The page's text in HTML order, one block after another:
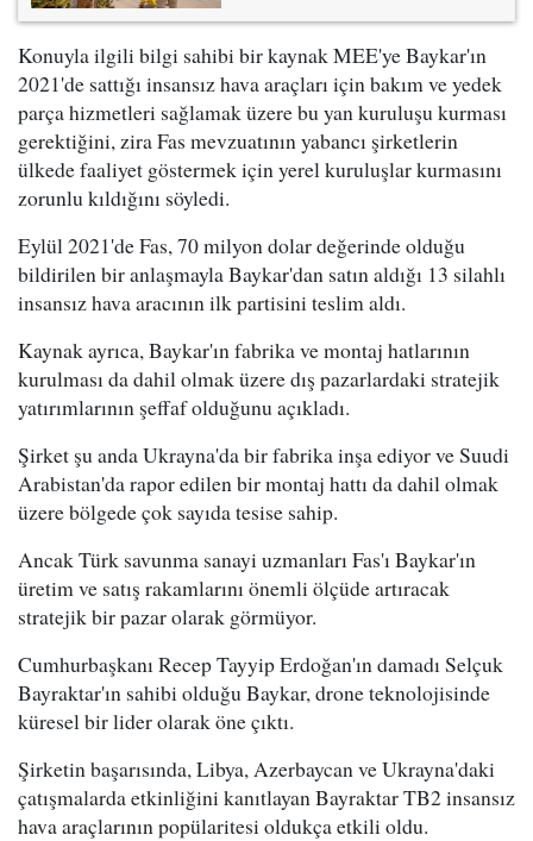
Konuyla ilgili bilgi sahibi bir kaynak MEE'ye Baykar'ın
2021'de sattığı insansız hava araçları için bakım ve yedek
parça hizmetleri sağlamak üzere bu yan kuruluşu kurması
gerektiğini, zira Fas mevzuatının yabancı şirketlerin
ülkede faaliyet göstermek için yerel kuruluşlar kurmasını
zorunlu kıldığını söyledi.
Eylül 2021'de Fas, 70 milyon dolar değerinde olduğu
bildirilen bir anlaşmayla Baykar'dan satın aldığı 13 silahlı
insansız hava aracının ilk partisini teslim aldı.
Kaynak ayrıca, Baykar'ın fabrika ve montaj hatlarının
kurulması da dahil olmak üzere dış pazarlardaki stratejik
yatırımlarının şeffaf olduğunu açıkladı.
Şirket şu anda Ukrayna'da bir fabrika inşa ediyor ve Suudi
Arabistan'da rapor edilen bir montaj hattı da dahil olmak
üzere bölgede çok sayıda tesise sahip.
Ancak Türk savunma sanayi uzmanları Fas'ı Baykar'ın
üretim ve satış rakamlarını önemli ölçüde artıracak
stratejik bir pazar olarak görmüyor.
Cumhurbaşkanı Recep Tayyip Erdoğan'ın damadı Selçuk
Bayraktar'ın sahibi olduğu Baykar, drone teknolojisinde
küresel bir lider olarak öne çıktı.
Şirketin başarısında, Libya, Azerbaycan ve Ukrayna'daki
çatışmalarda etkinliğini kanıtlayan Bayraktar TB2 insansız
hava araçlarının popülaritesi oldukça etkili oldu.